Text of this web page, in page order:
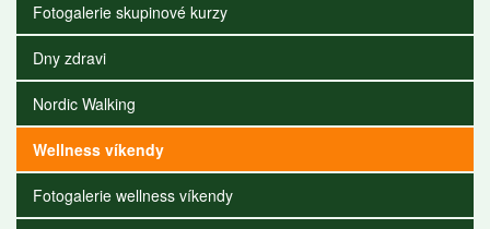
Fotogalerie skupinové kurzy
Dny zdravi
Nordic Walking
Wellness víkendy
Fotogalerie wellness víkendy